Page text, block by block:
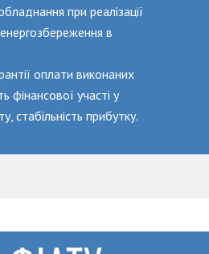
при реалізації
в
оплати виконаних
фінансової участі у
стабільність прибутку.